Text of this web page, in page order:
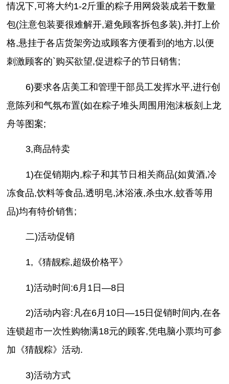
情况下,可将大约1-2斤重的粽子用网袋装成若干数量
包(注意包装要很难解开,避免顾客拆包多装),并打上价
格,悬挂于各店货架旁边或顾客方便看到的地方,以便
刺激顾客的`购买欲望,促进粽子的节日销售;
6)要求各店美工和管理干部员工发挥水平,进行创
意陈列和气氛布置(如在粽子堆头周围用泡沫板刻上龙
舟等图案;
3,商品特卖
1)在促销期内,粽子和其节日相关商品(如黄酒,冷
冻食品,饮料等食品,透明皂,沐浴液,杀虫水,蚊香等用
品)均有特价销售;
二)活动促销
1,《猜靓粽,超级价格平》
1)活动时间:6月1日—8日
2)活动内容:凡在6月10日—15日促销时间内,在各
连锁超市一次性购物满18元的顾客,凭电脑小票均可参
加《猜靓粽》活动.
3)活动方式